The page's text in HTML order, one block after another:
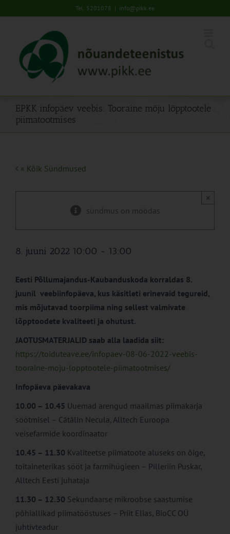
to
Tel: 5201078 | info@pikk.ee
EPKK infopäev veebis: Tooraine mõju lõpptootele
piimatootmises
« Kõik Sündmused
sündmus on möödas
×
8. juuni 2022 10:00 - 13:00
Eesti Põllumajandus-Kaubanduskoda korraldas 8.
juunil veebiinfopäeva, kus käsitleti erinevaid tegureid,
mis mõjutavad toorpiima ning sellest valmivate
lõpptoodete kvaliteeti ja ohutust.
JAOTUSMATERJALID saab alla laadida siit:
https://toiduteave.ee/infopaev-08-06-2022-veebis-
tooraine-moju-lopptootele-piimatootmises/
Infopäeva päevakava
10.00 – 10.45 Uuemad arengud maailmas piimakarja
söötmisel – Cătălin Necula, Alltech Euroopa
veisefarmide koordinaator
10.45 – 11.30 Kvaliteetse piimatoote aluseks on õige,
toitaineterikas sööt ja farmihügieen – Pilleriin Puskar,
Alltech Eesti juhataja
11.30 – 12.30 Sekundaarse mikroobse saastumise
põhiallikad piimatööstuses – Priit Elias, BioCC OÜ
juhtivteadur